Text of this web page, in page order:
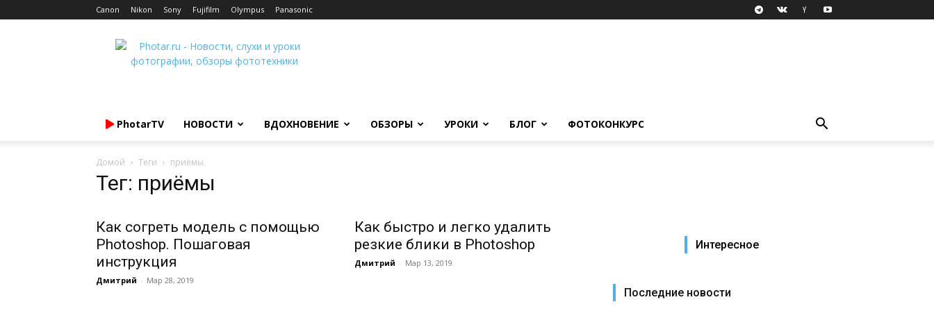
Canon Nikon Sony Fujifilm Olympus Panasonic
Photar.ru
PhotarTV НОВОСТИ ВДОХНОВЕНИЕ ОБЗОРЫ УРОКИ БЛОГ ФОТОКОНКУРС
Домой Теги приёмы
Тег: приёмы
Как согреть модель с помощью
Photoshop. Пошаговая
инструкция
Дмитрий - Мар 28, 2019
Как быстро и легко удалить
резкие блики в Photoshop
Дмитрий - Мар 13, 2019
Интересное
Последние новости